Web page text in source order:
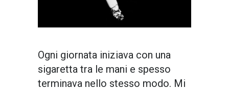
Ogni giornata iniziava con una
sigaretta tra le mani e spesso
terminava nello stesso modo. Mi